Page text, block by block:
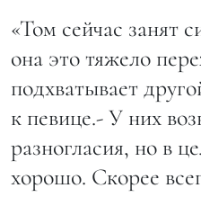
«Том сейчас занят
она это тяжело
подхватывает
к певице.- У них
разногласия, но в
хорошо. Скорее